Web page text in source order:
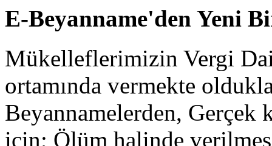
E-Beyanname'den Yeni
Mükelleflerimizin Vergi
ortamında vermekte
Beyannamelerden,
için; Ölüm halinde